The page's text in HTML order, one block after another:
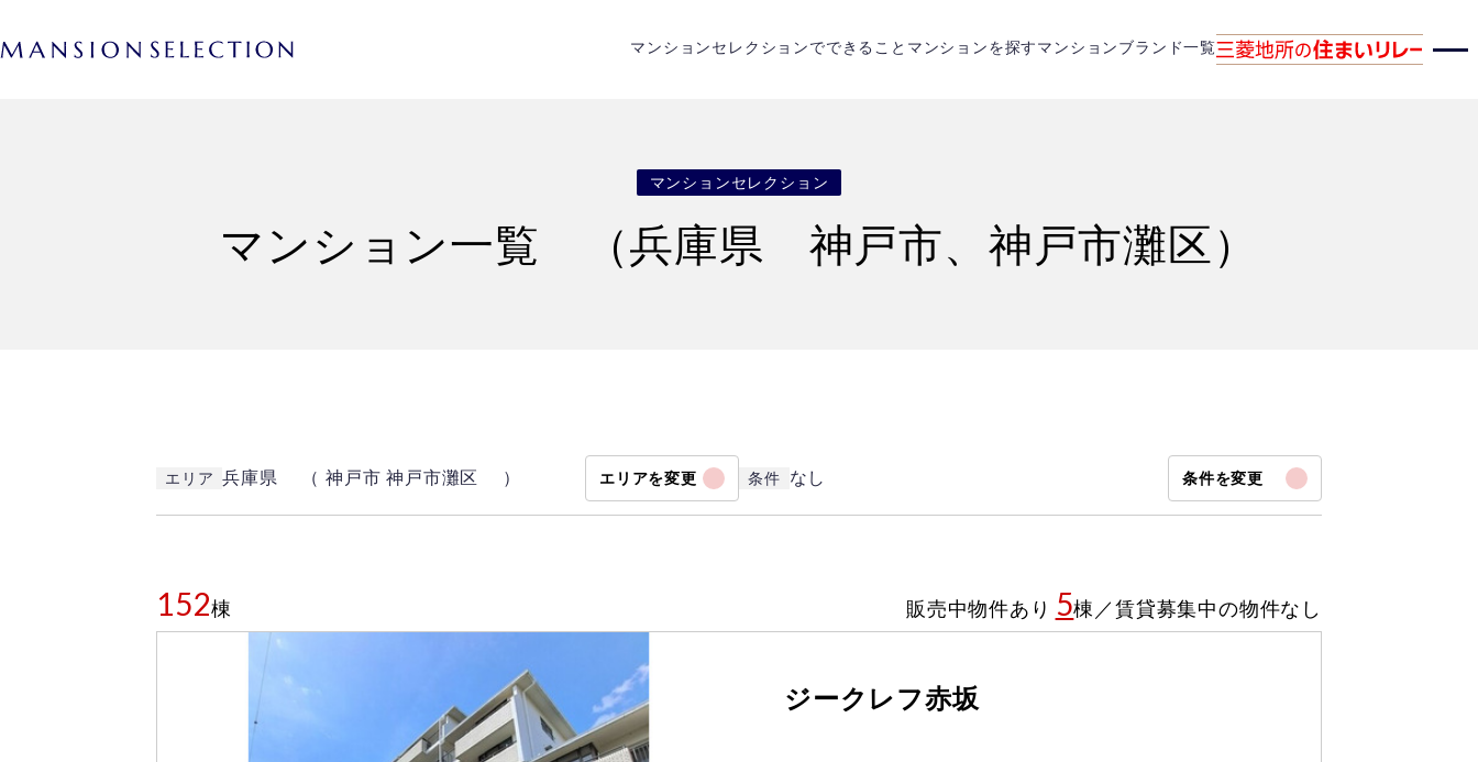
マンションセレクションでできること マンションを探すマンションブランド一覧
マンションセレクション
マンション一覧 （兵庫県 神戸市、神戸市灘区）
エリア 兵庫県 （ 神戸市 神戸市灘区 ） エリアを変更 条件 なし 条件を変更
152棟 販売中物件あり 5棟 ／ 賃貸募集中の物件なし
ジークレフ赤坂